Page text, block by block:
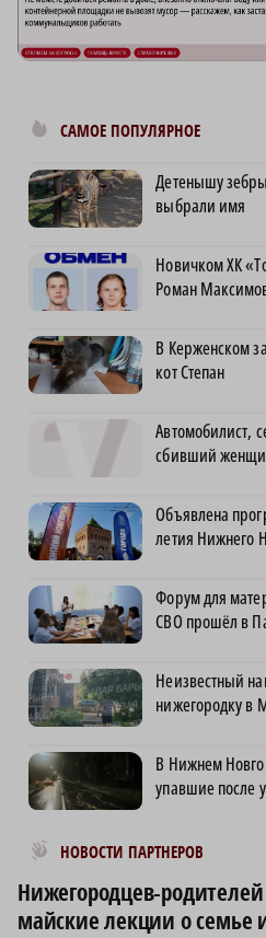
САМОЕ ПОПУЛЯРНОЕ
Детенышу
выбрали имя
Новичком ХК
Роман
В Керженском
кот Степан
Автомобилист,
сбивший
Объявлена
летия Нижнего
Форум для
СВО прошёл в
Неизвестный
нижегородку в
В Нижнем
упавшие после
НОВОСТИ ПАРТНЕРОВ
Новости МирТесен
Нижегородцев-
майские лекции о семье